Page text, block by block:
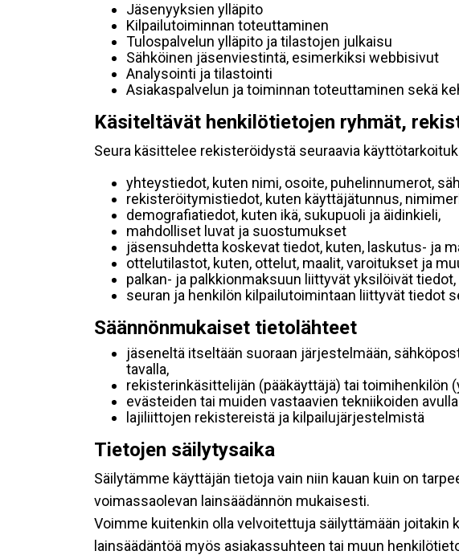
Jäsenyyksien ylläpito
Kilpailutoiminnan toteuttaminen
Tulospalvelun ylläpito ja tilastojen julkaisu
Sähköinen jäsenviestintä, esimerkiksi webbisivut
Analysointi ja tilastointi
Asiakaspalvelun ja toiminnan toteuttaminen sekä
Käsiteltävät henkilötietojen ryhmät,
Seura käsittelee rekisteröidystä seuraavia
yhteystiedot, kuten nimi, osoite, puhelinnumerot,
rekisteröitymistiedot, kuten käyttäjätunnus,
demografiatiedot, kuten ikä, sukupuoli ja äidinkieli,
mahdolliset luvat ja suostumukset
jäsensuhdetta koskevat tiedot, kuten, laskutus- ja
ottelutilastot, kuten, ottelut, maalit, varoitukset ja
palkan- ja palkkionmaksuun liittyvät yksilöivät
seuran ja henkilön kilpailutoimintaan liittyvät tiedot
Säännönmukaiset tietolähteet
jäseneltä itseltään suoraan järjestelmään,
tavalla,
rekisterinkäsittelijän (pääkäyttäjä) tai toimihenkilön
evästeiden tai muiden vastaavien tekniikoiden avulla
lajiliittojen rekistereistä ja kilpailujärjestelmistä
Tietojen säilytysaika
Säilytämme käyttäjän tietoja vain niin kauan kuin on
voimassaolevan lainsäädännön mukaisesti.
Voimme kuitenkin olla velvoitettuja säilyttämään
lainsäädäntöä myös asiakassuhteen tai muun